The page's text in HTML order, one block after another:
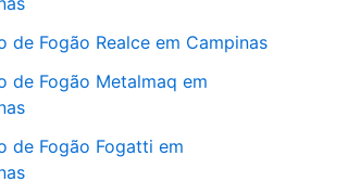
de Fogão Realce em Campinas
de Fogão Metalmaq em
de Fogão Fogatti em